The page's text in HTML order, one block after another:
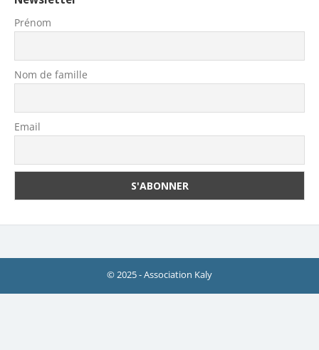
Prénom
Nom de famille
Email
© 2025 - Association Kaly